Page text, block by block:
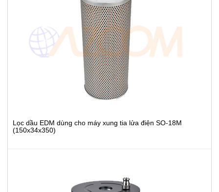
Lọc dầu EDM dùng cho máy xung tia lửa điện SO-18M
(150x34x350)